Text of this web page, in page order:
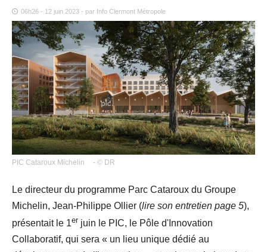
06h26 - 12 juin 2023 - par Info Clermont Métropole
PIC Cataroux Michelin - © DR
Le directeur du programme Parc Cataroux du Groupe
Michelin, Jean-Philippe Ollier (lire son entretien page 5),
présentait le 1er juin le PIC, le Pôle d'Innovation
Collaboratif, qui sera « un lieu unique dédié au